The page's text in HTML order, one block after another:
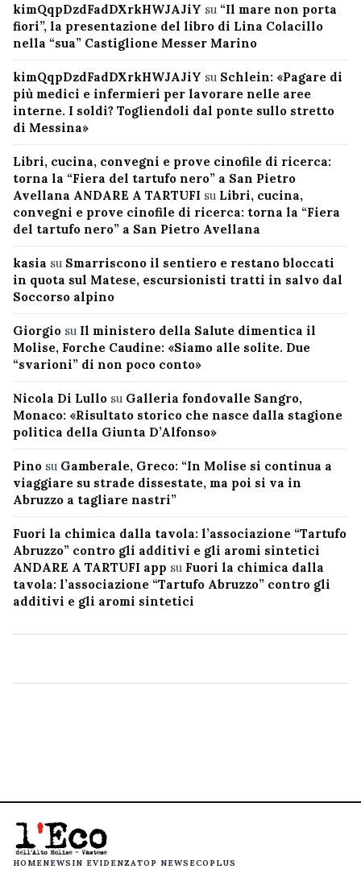
kimQqpDzdFadDXrkHWJAJiY su “Il mare non porta
fiori”, la presentazione del libro di Lina Colacillo
nella “sua” Castiglione Messer Marino
kimQqpDzdFadDXrkHWJAJiY su Schlein: «Pagare di
più medici e infermieri per lavorare nelle aree
interne. I soldi? Togliendoli dal ponte sullo stretto
di Messina»
Libri, cucina, convegni e prove cinofile di ricerca:
torna la “Fiera del tartufo nero” a San Pietro
Avellana ANDARE A TARTUFI su Libri, cucina,
convegni e prove cinofile di ricerca: torna la “Fiera
del tartufo nero” a San Pietro Avellana
kasia su Smarriscono il sentiero e restano bloccati
in quota sul Matese, escursionisti tratti in salvo dal
Soccorso alpino
Giorgio su Il ministero della Salute dimentica il
Molise, Forche Caudine: «Siamo alle solite. Due
“svarioni” di non poco conto»
Nicola Di Lullo su Galleria fondovalle Sangro,
Monaco: «Risultato storico che nasce dalla stagione
politica della Giunta D’Alfonso»
Pino su Gamberale, Greco: “In Molise si continua a
viaggiare su strade dissestate, ma poi si va in
Abruzzo a tagliare nastri”
Fuori la chimica dalla tavola: l’associazione “Tartufo
Abruzzo” contro gli additivi e gli aromi sintetici
ANDARE A TARTUFI app su Fuori la chimica dalla
tavola: l’associazione “Tartufo Abruzzo” contro gli
additivi e gli aromi sintetici
HOMENEWS IN EVIDENZATOP NEWS ECOPLUS